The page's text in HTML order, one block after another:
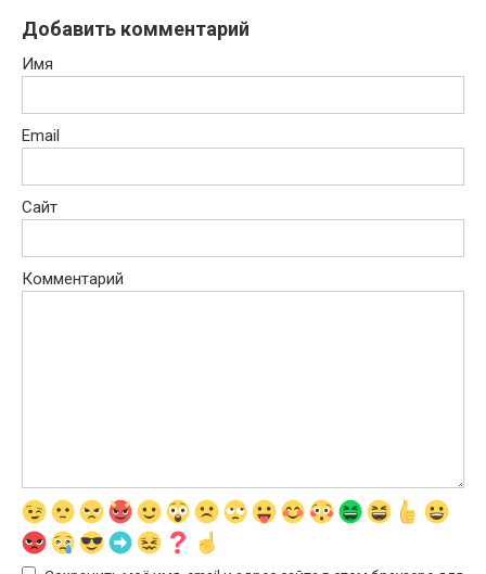
Добавить комментарий
Имя
Email
Сайт
Комментарий